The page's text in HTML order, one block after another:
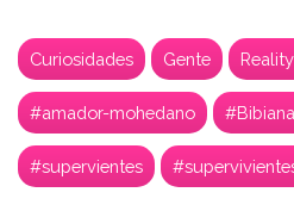
Curiosidades Gente
#amador-mohedano
#supervientes